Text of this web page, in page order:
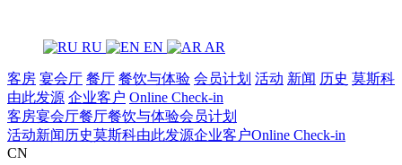
RU EN AR
客房 宴会厅 餐厅 餐饮与体验 ‌会员计划 活动 新闻 历史 莫斯科
由此发源 企业客户 Online Check-in
客房宴会厅餐厅餐饮与体验‌会员计划
活动新闻 历史莫斯科由此发源企业客户Online Check-in
CN